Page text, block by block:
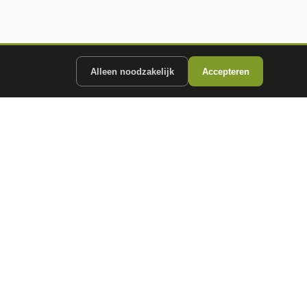
Alleen noodzakelijk Accepteren